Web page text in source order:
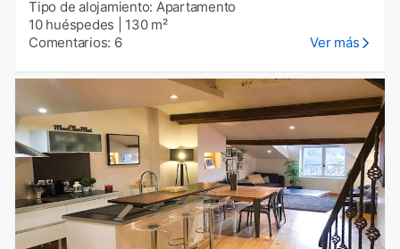
Tipo de alojamiento: Apartamento
10 huéspedes
130 m²
Comentarios: 6
Ver más